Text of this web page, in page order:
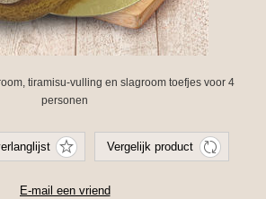
tiramisu-vulling en slagroom toefjes voor 4
personen